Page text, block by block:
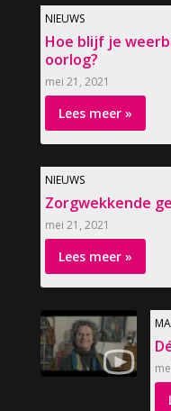
NIEUWS
Hoe blijf je
oorlog?
mei 21, 2021
Lees meer »
NIEUWS
Zorgwekkende
mei 21, 2021
Lees meer »